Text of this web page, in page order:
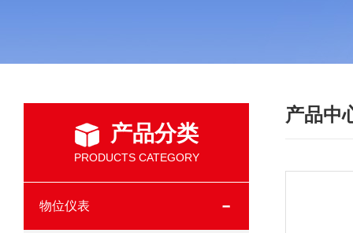
产品分类
PRODUCTS CATEGORY
物位仪表
产品中